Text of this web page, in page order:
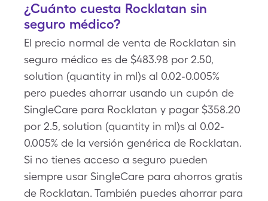
¿Cuánto cuesta Rocklatan sin
seguro médico?
El precio normal de venta de Rocklatan sin
seguro médico es de $483.98 por 2.50,
solution (quantity in ml)s al 0.02-0.005%
pero puedes ahorrar usando un cupón de
SingleCare para Rocklatan y pagar $358.20
por 2.5, solution (quantity in ml)s al 0.02-
0.005% de la versión genérica de Rocklatan.
Si no tienes acceso a seguro pueden
siempre usar SingleCare para ahorros gratis
de Rocklatan. También puedes ahorrar para